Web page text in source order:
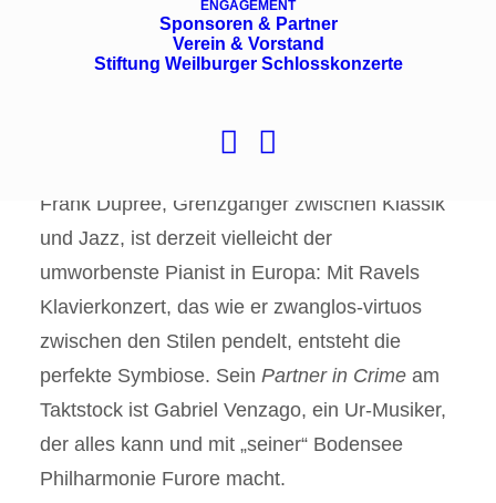
ENGAGEMENT
Sponsoren & Partner
Verein & Vorstand
Stiftung Weilburger Schlosskonzerte
Gabriel Fauré: Pavane op. 50
Maurice Ravel: Klavierkonzert G-Dur
Frank Dupree, Grenzgänger zwischen Klassik
und Jazz, ist derzeit vielleicht der
umworbenste Pianist in Europa: Mit Ravels
Klavierkonzert, das wie er zwanglos-virtuos
zwischen den Stilen pendelt, entsteht die
perfekte Symbiose. Sein Partner in Crime am
Taktstock ist Gabriel Venzago, ein Ur-Musiker,
der alles kann und mit „seiner“ Bodensee
Philharmonie Furore macht.